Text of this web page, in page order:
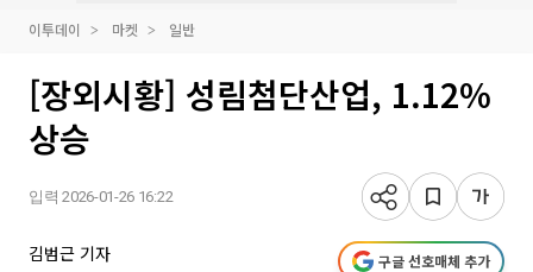
이투데이 마켓 일반
[장외시황] 성림첨단산업, 1.12%
상승
입력 2026-01-26 16:22
김범근 기자 구글 선호매체 추가